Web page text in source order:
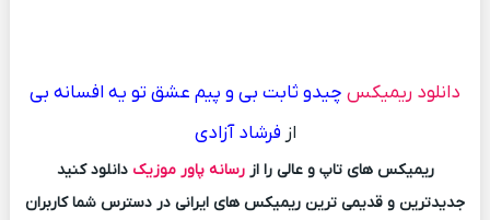
دانلود ریمیکس چیدو ثابت بی و پیم عشق تو یه افسانه بی
از فرشاد آزادی
ریمیکس های تاپ و عالی را ازرسانه پاور موزیک دانلود کنید
جدیدترین و قدیمی ترین ریمیکس های ایرانی در دسترس شما کاربران